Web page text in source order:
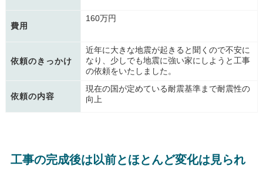
費用
160万円
依頼のきっかけ
近年に大きな地震が起きると聞くので不安に
なり、少しでも地震に強い家にしようと工事
の依頼をいたしました。
依頼の内容
現在の国が定めている耐震基準まで耐震性の
向上
工事の完成後は以前とほとんど変化は見られ